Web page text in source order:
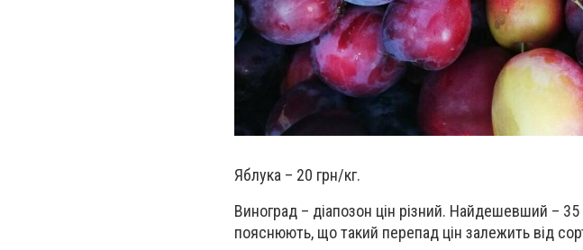
Яблука – 20 грн/кг.
Виноград – діапозон цін різний. Найдешевший –
пояснюють, що такий перепад цін залежить від